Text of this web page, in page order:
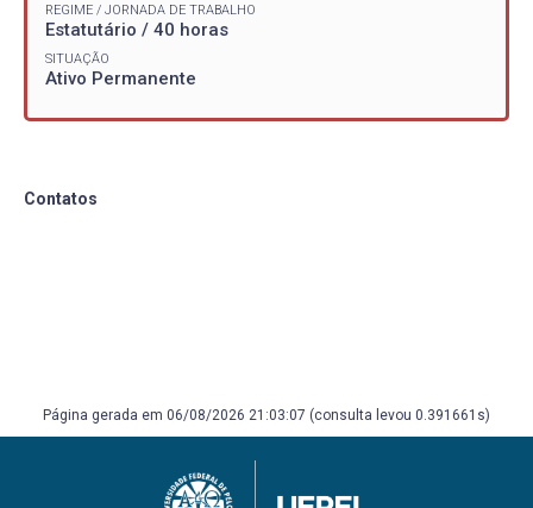
REGIME / JORNADA DE TRABALHO
Estatutário / 40 horas
SITUAÇÃO
Ativo Permanente
Contatos
Página gerada em 06/08/2026 21:03:07 (consulta levou 0.391661s)